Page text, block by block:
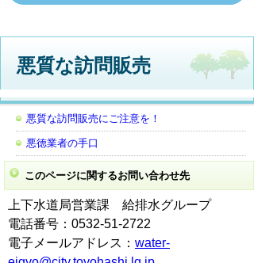
悪質な訪問販売
悪質な訪問販売にご注意を！
悪徳業者の手口
このページに関するお問い合わせ先
上下水道局営業課 給排水グループ
電話番号：0532-51-2722
電子メールアドレス： water-